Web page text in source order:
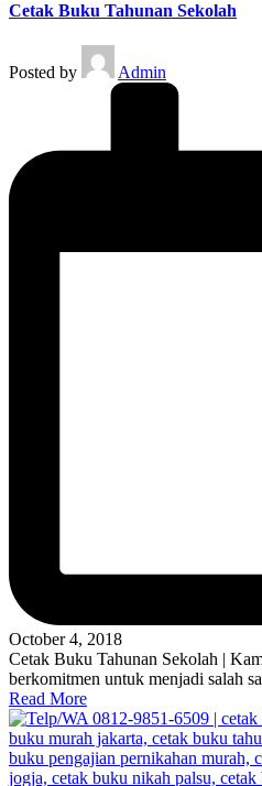
Cetak Buku Tahunan Sekolah
Posted by Admin
October 4, 2018
Cetak Buku Tahunan Sekolah |
berkomitmen untuk menjadi salah
Read More